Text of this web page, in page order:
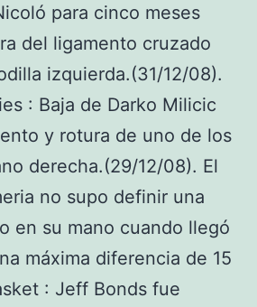
para cinco meses
del ligamento cruzado
izquierda.(31/12/08).
: Baja de Darko Milicic
y rotura de uno de los
derecha.(29/12/08). El
no supo definir una
en su mano cuando llegó
máxima diferencia de 15
: Jeff Bonds fue